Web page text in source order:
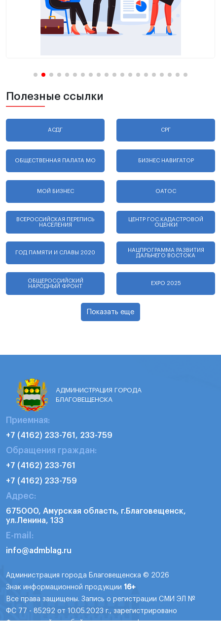
Полезные ссылки
АСДГ СРГ
ОБЩЕСТВЕННАЯ ПАЛАТА МО БИЗНЕС НАВИГАТОР
МОЙ БИЗНЕС ОАТОС
ВСЕРОССИЙСКАЯ ПЕРЕПИСЬ
НАСЕЛЕНИЯ
ЦЕНТР ГОС.КАДАСТРОВОЙ
ОЦЕНКИ
ГОД ПАМЯТИ И СЛАВЫ 2020
НАЦПРОГРАММА РАЗВИТИЯ
ДАЛЬНЕГО ВОСТОКА
ОБЩЕРОССИЙСКИЙ
НАРОДНЫЙ ФРОНТ
EXPO 2025
Показать еще
АДМИНИСТРАЦИЯ ГОРОДА
БЛАГОВЕЩЕНСКА
Приемная:
+7 (4162) 233-761, 233-759
Обращения граждан:
+7 (4162) 233-761
+7 (4162) 233-759
Адрес:
675000, Амурская область, г.Благовещенск,
ул.Ленина, 133
E-mail:
info@admblag.ru
Администрация города Благовещенска © 2026
Знак информационной продукции 16+
Все права защищены. Запись о регистрации СМИ ЭЛ №
ФС 77 - 85292 от 10.05.2023 г., зарегистрировано